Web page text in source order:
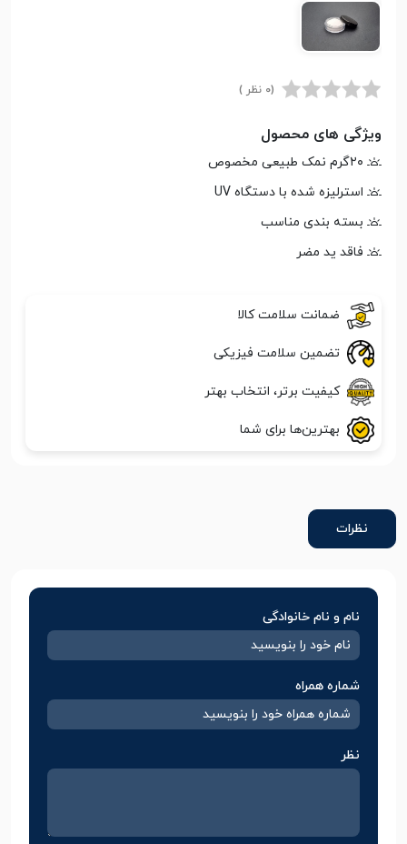
(0 نظر )
ویژگی های محصول
۲۰گرم نمک طبیعی مخصوص
استرلیزه شده با دستگاه UV
بسته بندی مناسب
فاقد ید مضر
ضمانت سلامت کالا
تضمین سلامت فیزیکی
کیفیت برتر، انتخاب بهتر
بهترین‌ها برای شما
نظرات
نام و نام خانوادگی
شماره همراه
نظر